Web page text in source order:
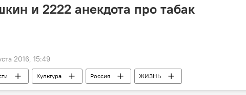
и 2222 анекдота про табак
2016, 15:49
Культура Россия ЖИЗНЬ